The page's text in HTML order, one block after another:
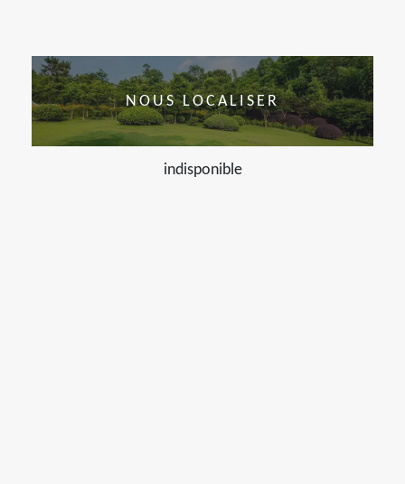
NOUS LOCALISER
indisponible